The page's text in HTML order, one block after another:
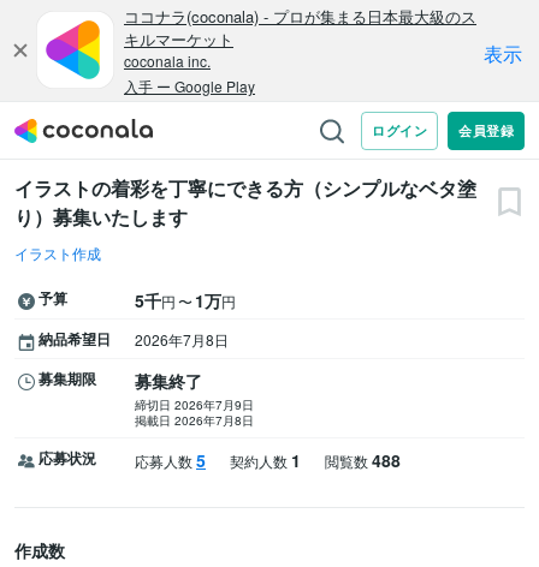
イラストの着彩を丁寧にできる方（シンプルなベタ塗
り）募集いたします
イラスト作成
予算 5千円〜1万円
納品希望日 2026年7月8日
募集期限 募集終了
締切日 2026年7月9日
掲載日 2026年7月8日
応募状況 応募人数5 契約人数 1 閲覧数488
作成数